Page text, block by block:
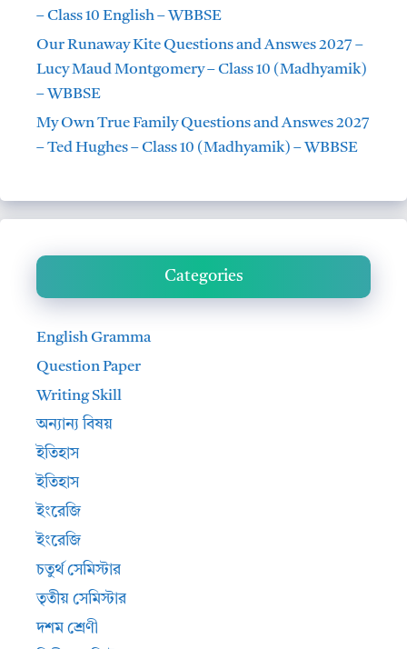
– Class 10 English – WBBSE
Our Runaway Kite Questions and Answes 2027 –
Lucy Maud Montgomery – Class 10 (Madhyamik)
– WBBSE
My Own True Family Questions and Answes 2027
– Ted Hughes – Class 10 (Madhyamik) – WBBSE
Categories
English Gramma
Question Paper
Writing Skill
অন্যান্য বিষয়
ইতিহাস
ইতিহাস
ইংরেজি
ইংরেজি
চতুর্থ সেমিস্টার
তৃতীয় সেমিস্টার
দশম শ্রেণী